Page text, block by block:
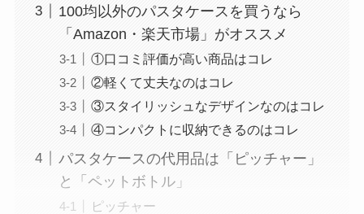
100均以外のパスタケースを買うなら
「Amazon・楽天市場」がオススメ
①口コミ評価が高い商品はコレ
②軽くて丈夫なのはコレ
③スタイリッシュなデザインなのはコレ
④コンパクトに収納できるのはコレ
パスタケースの代用品は「ピッチャー」
と「ペットボトル」
ピッチャー